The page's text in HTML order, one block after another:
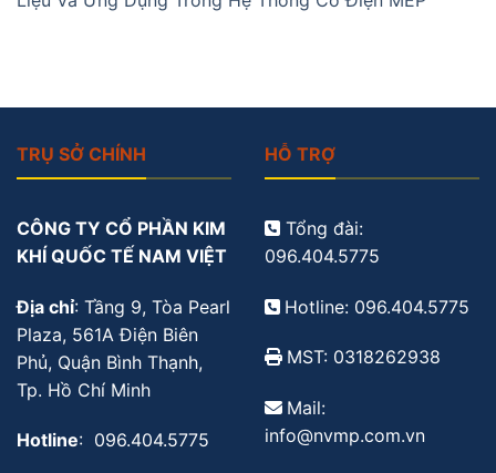
TRỤ SỞ CHÍNH
CÔNG TY CỔ PHẦN KIM
KHÍ QUỐC TẾ NAM VIỆT
Địa chỉ: Tầng 9, Tòa Pearl
Plaza, 561A Điện Biên
Phủ, Quận Bình Thạnh,
Tp. Hồ Chí Minh
Hotline: 096.404.5775
HỖ TRỢ
Tổng đài:
096.404.5775
Hotline: 096.404.5775
MST: 0318262938
Mail:
info@nvmp.com.vn